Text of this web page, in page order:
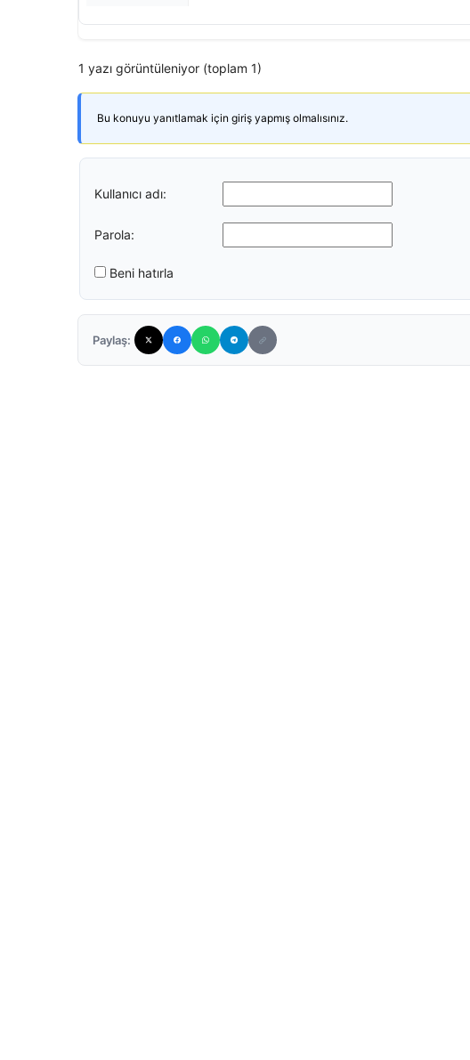
1 yazı görüntüleniyor (toplam 1)
Bu konuyu yanıtlamak için giriş yapmış olmalısınız.
Kullanıcı adı:
Parola:
Beni hatırla
Paylaş: